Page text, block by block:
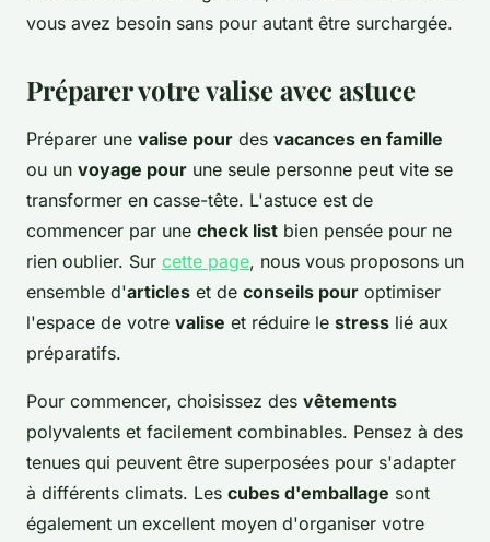
vous avez besoin sans pour autant être surchargée.
Préparer votre valise avec astuce
Préparer une valise pour des vacances en famille
ou un voyage pour une seule personne peut vite se
transformer en casse-tête. L'astuce est de
commencer par une check list bien pensée pour ne
rien oublier. Sur cette page, nous vous proposons un
ensemble d'articles et de conseils pour optimiser
l'espace de votre valise et réduire le stress lié aux
préparatifs.
Pour commencer, choisissez des vêtements
polyvalents et facilement combinables. Pensez à des
tenues qui peuvent être superposées pour s'adapter
à différents climats. Les cubes d'emballage sont
également un excellent moyen d'organiser votre